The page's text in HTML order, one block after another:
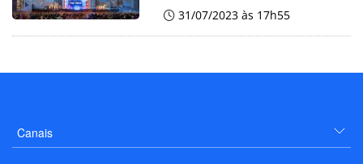
31/07/2023 às 17h55
Canais